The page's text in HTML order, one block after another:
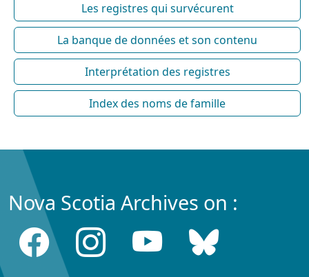
Les registres qui survécurent
La banque de données et son contenu
Interprétation des registres
Index des noms de famille
Nova Scotia Archives on :